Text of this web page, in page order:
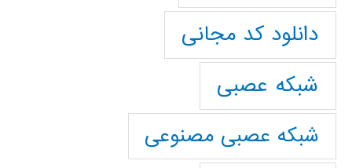
دانلود کد مجانی
شبکه عصبی
شبکه عصبی مصنوعی